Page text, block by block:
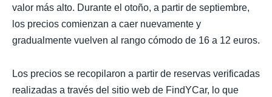
valor más alto. Durante el otoño, a partir de septiembre,
los precios comienzan a caer nuevamente y
gradualmente vuelven al rango cómodo de 16 a 12 euros.
Los precios se recopilaron a partir de reservas verificadas
realizadas a través del sitio web de FindYCar, lo que